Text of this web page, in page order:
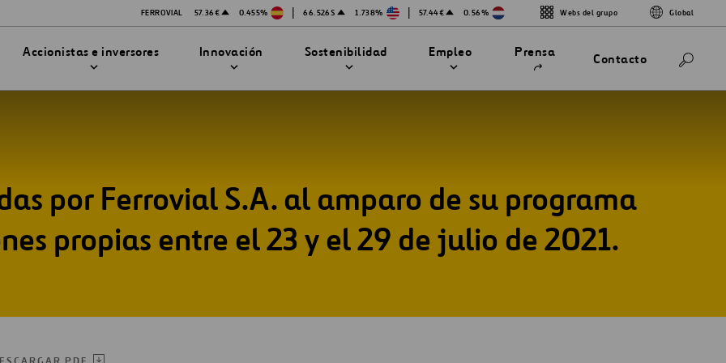
FERROVIAL 57.36€ 0.455% | 66.526$ 1.738% | 57.44€ 0.56% Webs del grupo Global
DE INNOVACIÓN
Innovación en seguridad
Accionistas e inversores Innovación Sostenibilidad Empleo
Abrir
nueva
Prensa Contacto
por Ferrovial S.A. al amparo de su programa
propias entre el 23 y el 29 de julio de 2021.